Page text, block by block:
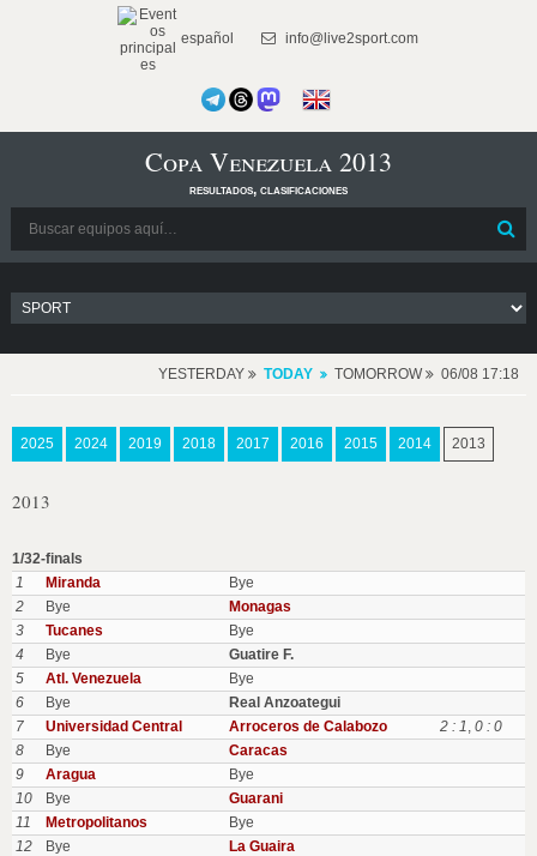
español info@live2sport.com
Copa Venezuela 2013
resultados, clasificaciones
YESTERDAY TODAY TOMORROW 06/08 17:18
2025 2024 2019 2018 2017 2016 2015 2014 2013
2013
1/32-finals
1
Miranda
Bye
2
Bye
Monagas
3
Tucanes
Bye
4
Bye
Guatire F.
5
Atl. Venezuela
Bye
6
Bye
Real Anzoategui
7
Universidad Central Arroceros de Calabozo 2 : 1, 0 : 0
8
Bye
Caracas
9
Aragua
Bye
10
Bye
Guarani
11
Metropolitanos
Bye
12
Bye
La Guaira